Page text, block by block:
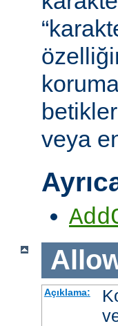
veya
Açıklama: